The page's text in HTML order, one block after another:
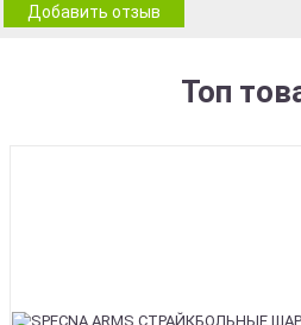
Добавить отзыв
Топ